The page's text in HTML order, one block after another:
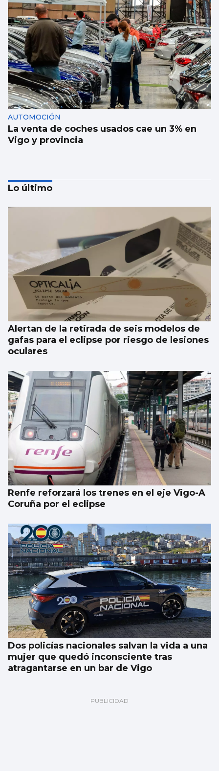
AUTOMOCIÓN
La venta de coches usados cae un 3% en
Vigo y provincia
Nueva Pescanova renueva su buque
congelador para Namibia
Lo último
Alertan de la retirada de seis modelos de
gafas para el eclipse por riesgo de lesiones
oculares
Renfe reforzará los trenes en el eje Vigo-A
Coruña por el eclipse
Dos policías nacionales salvan la vida a una
mujer que quedó inconsciente tras
atragantarse en un bar de Vigo